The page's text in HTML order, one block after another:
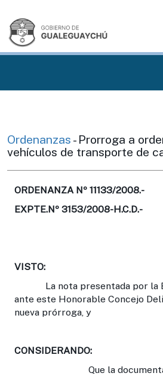
Ordenanzas - Prorroga a
vehículos de transporte de
ORDENANZA Nº 11133/2008.-
EXPTE.Nº 3153/2008-H.C.D.-
VISTO:
La nota presentada por la
ante este Honorable Concejo
nueva prórroga, y
CONSIDERANDO:
Que la documental